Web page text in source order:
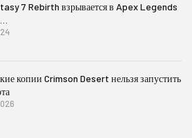
7 Rebirth взрывается в Apex Legends
копии Crimson Desert нельзя запустить